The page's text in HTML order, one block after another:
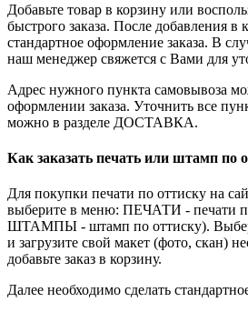
Добавьте товар в корзину или
быстрого заказа. После добавления в
стандартное оформление заказа. В
наш менеджер свяжется с Вами для
Адрес нужного пункта самовывоза
оформлении заказа. Уточнить все
можно в разделе ДОСТАВКА.
Как заказать печать или штамп по
Для покупки печати по оттиску на
выберите в меню: ПЕЧАТИ - печати
ШТАМПЫ - штамп по оттиску).
и загрузите свой макет (фото, скан)
добавьте заказ в корзину.
Далее необходимо сделать